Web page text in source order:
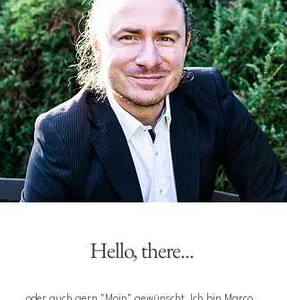
Hello, there...